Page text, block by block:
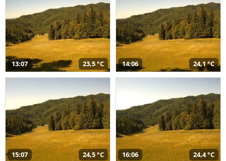
13:07 23,5 °C 14:06 24,1 °C
15:07 24,5 °C 16:06 24,4 °C